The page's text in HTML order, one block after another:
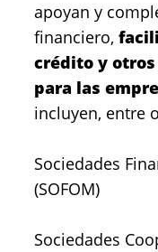
apoyan y
financiero,
crédito y
para las
incluyen, entre
Sociedades
(SOFOM)
Sociedades